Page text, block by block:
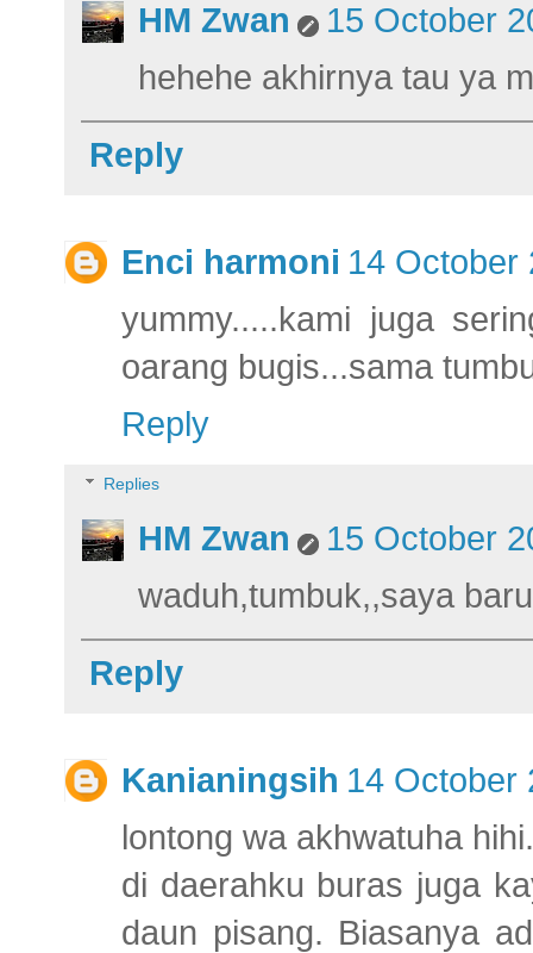
HM Zwan
15 October
hehehe akhirnya tau ya
Reply
Enci harmoni 14 October
yummy.....kami juga
oarang bugis...sama
Reply
Replies
HM Zwan
15 October
waduh,tumbuk,,saya
Reply
Kanianingsih 14 October
lontong wa akhwatuha
di daerahku buras juga
daun pisang. Biasanya